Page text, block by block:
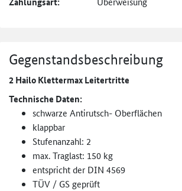
Gegenstandsbeschreibung
2 Hailo Klettermax Leitertritte
Technische Daten:
schwarze Antirutsch- Oberflächen
klappbar
Stufenanzahl: 2
max. Traglast: 150 kg
entspricht der DIN 4569
TÜV / GS geprüft